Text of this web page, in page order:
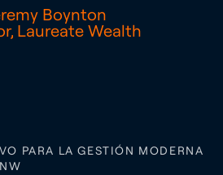
Boynton
Laureate Wealth
PARA LA GESTIÓN MODERNA